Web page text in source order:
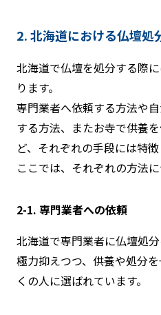
2. 北海道における仏壇処
北海道で仏壇を処分する際
ります。
専門業者へ依頼する方法や
する方法、またお寺で供養
ど、それぞれの手段には特徴
ここでは、それぞれの方法
2-1. 専門業者への依頼
北海道で専門業者に仏壇処
極力抑えつつ、供養や処分
くの人に選ばれています。